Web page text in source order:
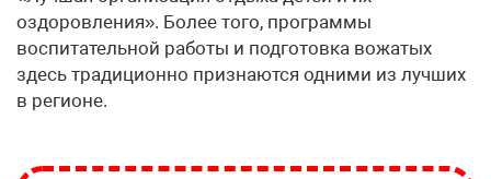
оздоровления». Более того, программы
воспитательной работы и подготовка вожатых
здесь традиционно признаются одними из лучших
в регионе.